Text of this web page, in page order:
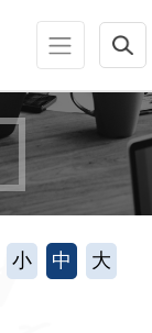
小 中 大